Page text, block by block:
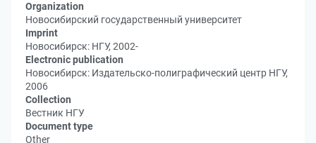
Organization
Новосибирский государственный университет
Imprint
Новосибирск: НГУ, 2002-
Electronic publication
Новосибирск: Издательско-полиграфический центр НГУ,
2006
Collection
Вестник НГУ
Document type
Other